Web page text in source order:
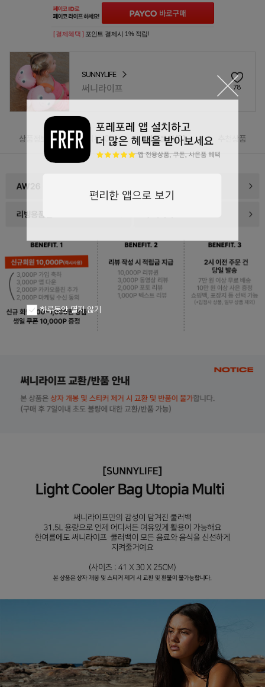
페이코 ID로
PAYCO 바로구
[ 결제혜택 ] 포인트 결제시 1% 적립!
SUNNYLIFE
써니라이프 78
상품정보 리뷰(0) 상품문의(0) 추천상품
하루동안 열지 않기